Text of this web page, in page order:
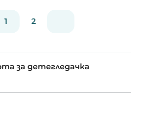
1 2
за детегледачка